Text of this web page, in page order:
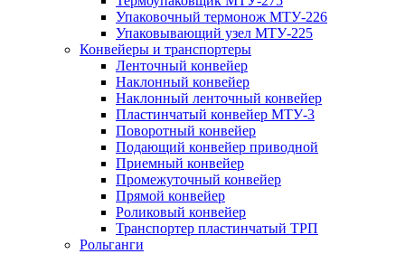
Упаковочный термонож МТУ-226
Упаковывающий узел МТУ-225
Конвейеры и транспортеры
Ленточный конвейер
Наклонный конвейер
Наклонный ленточный конвейер
Пластинчатый конвейер МТУ-3
Поворотный конвейер
Подающий конвейер приводной
Приемный конвейер
Промежуточный конвейер
Прямой конвейер
Роликовый конвейер
Транспортер пластинчатый ТРП
Рольганги